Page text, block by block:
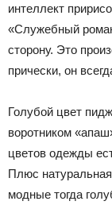
интеллект
«Служебный
сторону. Это
прически, он
Голубой цвет
воротником
цветов одежды
Плюс
модные тогда